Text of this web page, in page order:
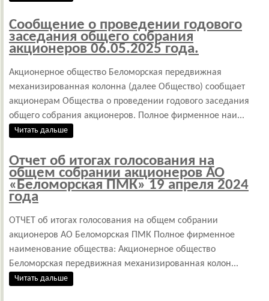
Сообщение о проведении годового
заседания общего собрания
акционеров 06.05.2025 года.
Акционерное общество Беломорская передвижная
механизированная колонна (далее Общество) сообщает
акционерам Общества о проведении годового заседания
общего собрания акционеров. Полное фирменное наи...
Читать дальше
Отчет об итогах голосования на
общем собрании акционеров АО
«Беломорская ПМК» 19 апреля 2024
года
ОТЧЕТ об итогах голосования на общем собрании
акционеров АО Беломорская ПМК Полное фирменное
наименование общества: Акционерное общество
Беломорская передвижная механизированная колон...
Читать дальше